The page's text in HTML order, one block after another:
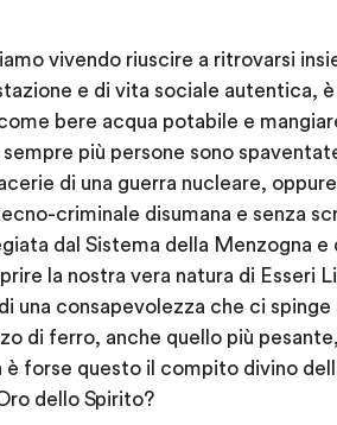
vivendo riuscire a ritrovarsi
e di vita sociale autentica,
bere acqua potabile e
più persone sono
di una guerra nucleare,
criminale disumana e senza
dal Sistema della Menzogna
la nostra vera natura di Esseri
una consapevolezza che ci
di ferro, anche quello più
è forse questo il compito divino
dello Spirito?